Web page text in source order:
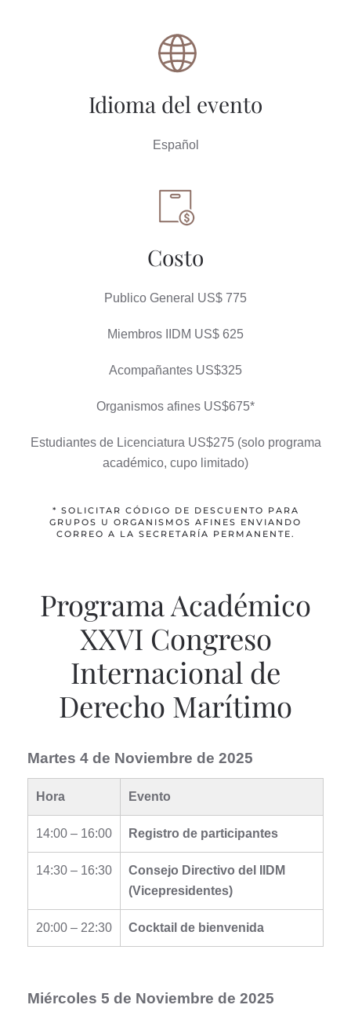
Idioma del evento
Español
Costo
Publico General US$ 775
Miembros IIDM US$ 625
Acompañantes US$325
Organismos afines US$675*
Estudiantes de Licenciatura US$275 (solo programa
académico, cupo limitado)
* SOLICITAR CÓDIGO DE DESCUENTO PARA
GRUPOS U ORGANISMOS AFINES ENVIANDO
CORREO A LA SECRETARÍA PERMANENTE.
Programa Académico
XXVI Congreso
Internacional de
Derecho Marítimo
Martes 4 de Noviembre de 2025
Hora Evento
14:00 – 16:00 Registro de participantes
14:30 – 16:30
Consejo Directivo del IIDM
(Vicepresidentes)
20:00 – 22:30 Cocktail de bienvenida
Miércoles 5 de Noviembre de 2025